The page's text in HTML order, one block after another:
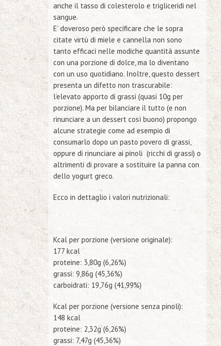
anche il tasso di colesterolo e trigliceridi nel
sangue.
E’ doveroso però specificare che le sopra
citate virtù di miele e cannella non sono
tanto efficaci nelle modiche quantità assunte
con una porzione di dolce, ma lo diventano
con un uso quotidiano. Inoltre, questo dessert
presenta un difetto non trascurabile:
l’elevato apporto di grassi (quasi 10g per
porzione). Ma per bilanciare il tutto (e non
rinunciare a un dessert così buono) propongo
alcune strategie come ad esempio di
consumarlo dopo un pasto povero di grassi,
oppure di rinunciare ai pinoli (ricchi di grassi) o
altrimenti di provare a sostituire la panna con
dello yogurt greco.
Ecco in dettaglio i valori nutrizionali:
Kcal per porzione (versione originale):
177 kcal
proteine: 3,80g (6,26%)
grassi: 9,86g (45,36%)
carboidrati: 19,76g (41,99%)
Kcal per porzione (versione senza pinoli):
148 kcal
proteine: 2,32g (6,26%)
grassi: 7,47g (45,36%)